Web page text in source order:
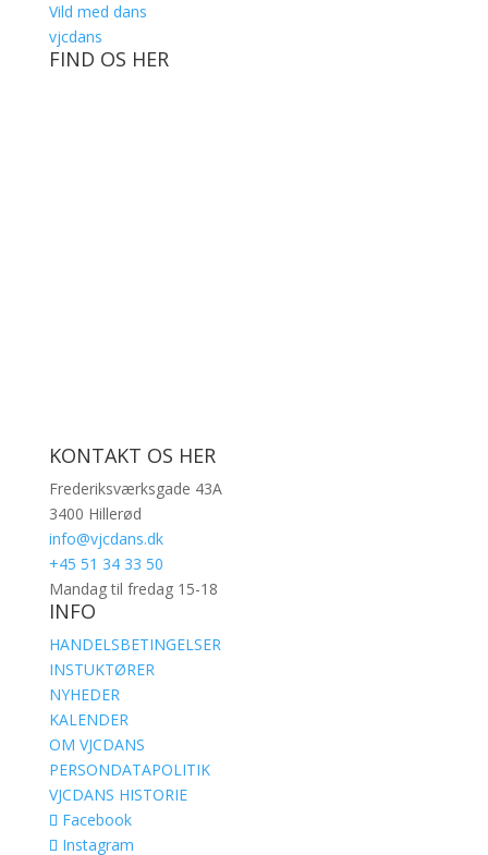
Vild med dans
vjcdans
FIND OS HER
KONTAKT OS HER
Frederiksværksgade 43A
3400 Hillerød
info@vjcdans.dk
+45 51 34 33 50
Mandag til fredag 15-18
INFO
HANDELSBETINGELSER
INSTUKTØRER
NYHEDER
KALENDER
OM VJCDANS
PERSONDATAPOLITIK
VJCDANS HISTORIE
Facebook
Instagram